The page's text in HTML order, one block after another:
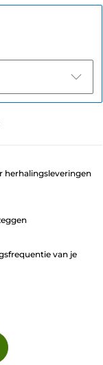
herhalingsleveringen
van je